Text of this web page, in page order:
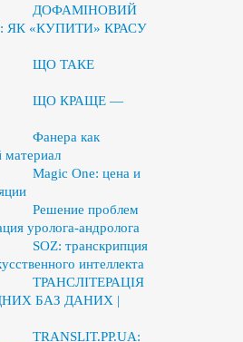
ДОФАМІНОВИЙ
«КУПИТИ» КРАСУ
ЩО ТАКЕ
ЩО КРАЩЕ —
Фанера как
материал
Magic One: цена и
Решение проблем
уролога-андролога
SOZ: транскрипция
интеллекта
ТРАНСЛІТЕРАЦІЯ
БАЗ ДАНИХ |
TRANSLIT.PP.UA: